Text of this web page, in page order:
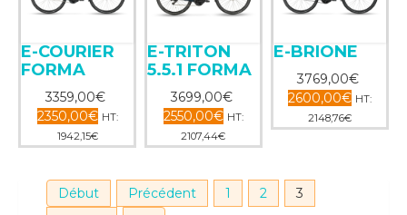
E-COURIER
FORMA
3359,00‎€
2350,00‎€ HT:
1942,15‎€
E-TRITON
5.5.1 FORMA
3699,00‎€
2550,00‎€ HT:
2107,44‎€
E-BRIONE
3769,00‎€
2600,00‎€ HT:
2148,76‎€
Début Précédent 1 2
3